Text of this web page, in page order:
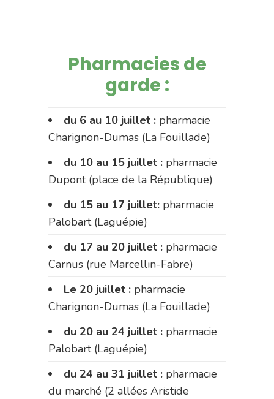
Pharmacies de
garde :
du 6 au 10 juillet : pharmacie
Charignon-Dumas (La Fouillade)
du 10 au 15 juillet : pharmacie
Dupont (place de la République)
du 15 au 17 juillet: pharmacie
Palobart (Laguépie)
du 17 au 20 juillet : pharmacie
Carnus (rue Marcellin-Fabre)
Le 20 juillet : pharmacie
Charignon-Dumas (La Fouillade)
du 20 au 24 juillet : pharmacie
Palobart (Laguépie)
du 24 au 31 juillet : pharmacie
du marché (2 allées Aristide